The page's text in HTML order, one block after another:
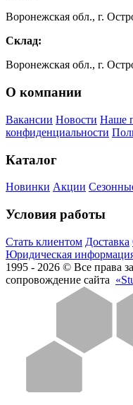
Воронежская обл., г.
Склад:
Воронежская обл., г.
О компании
Вакансии Новости Наше
конфиденциальности
Каталог
Новинки Акции
Условия работы
Стать клиентом Доставка
Юридическая
1995 - 2026 © Все права
сопровождение сайта